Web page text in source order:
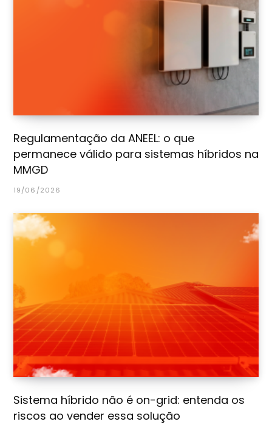
Regulamentação da ANEEL: o que
permanece válido para sistemas híbridos na
MMGD
19/06/2026
Sistema híbrido não é on-grid: entenda os
riscos ao vender essa solução